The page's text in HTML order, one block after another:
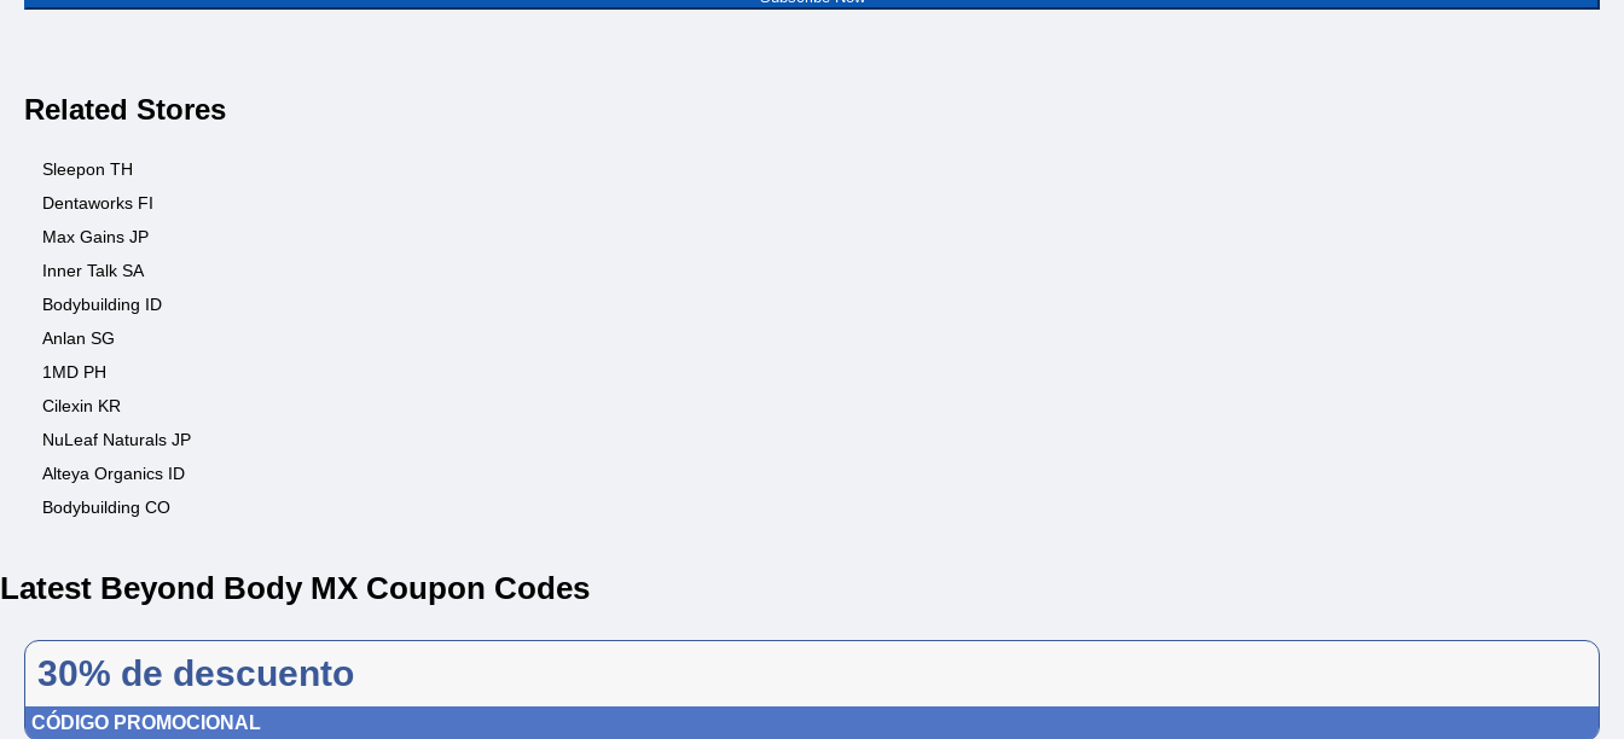
Related Stores
Sleepon TH
Dentaworks FI
Max Gains JP
Inner Talk SA
Bodybuilding ID
Anlan SG
1MD PH
Cilexin KR
NuLeaf Naturals JP
Alteya Organics ID
Bodybuilding CO
Latest Beyond Body MX Coupon Codes
30% de descuento
CÓDIGO PROMOCIONAL